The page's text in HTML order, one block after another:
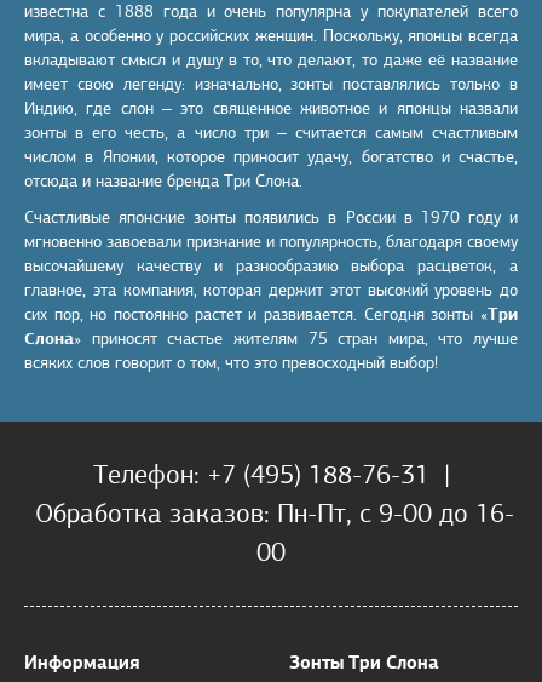
известна с 1888 года и очень популярна у покупателей всего
мира, а особенно у российских женщин. Поскольку, японцы всегда
вкладывают смысл и душу в то, что делают, то даже её название
имеет свою легенду: изначально, зонты поставлялись только в
Индию, где слон – это священное животное и японцы назвали
зонты в его честь, а число три – считается самым счастливым
числом в Японии, которое приносит удачу, богатство и счастье,
отсюда и название бренда Три Слона.
Счастливые японские зонты появились в России в 1970 году и
мгновенно завоевали признание и популярность, благодаря своему
высочайшему качеству и разнообразию выбора расцветок, а
главное, эта компания, которая держит этот высокий уровень до
сих пор, но постоянно растет и развивается. Сегодня зонты «Три
Слона» приносят счастье жителям 75 стран мира, что лучше
всяких слов говорит о том, что это превосходный выбор!
Телефон: +7 (495) 188-76-31 |
Обработка заказов: Пн-Пт, с 9-00 до 16-
00
Информация Зонты Три Слона